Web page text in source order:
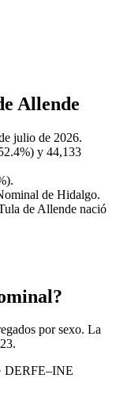
Allende
julio de 2026.
y 44,133
de Hidalgo.
de Allende nació
por sexo. La
DERFE–INE